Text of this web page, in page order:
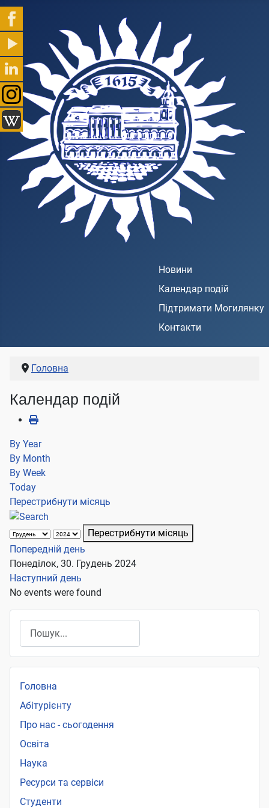
Новини
Календар подій
Підтримати Могилянку
Контакти
Головна
Календар подій
By Year
By Month
By Week
Today
Перестрибнути місяць
Перестрибнути місяць
Попередній день
Понеділок, 30. Грудень 2024
Наступний день
No events were found
Головна
Абітурієнту
Про нас - сьогодення
Освіта
Наука
Ресурси та сервіси
Студенти